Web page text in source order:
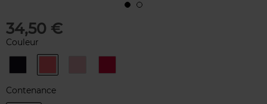
34,50 €
Couleur
GRIS CORALIUMNUVOLAEXQUISITE
Contenance